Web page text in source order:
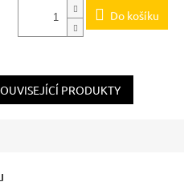
Do košíku
PRODUKTY